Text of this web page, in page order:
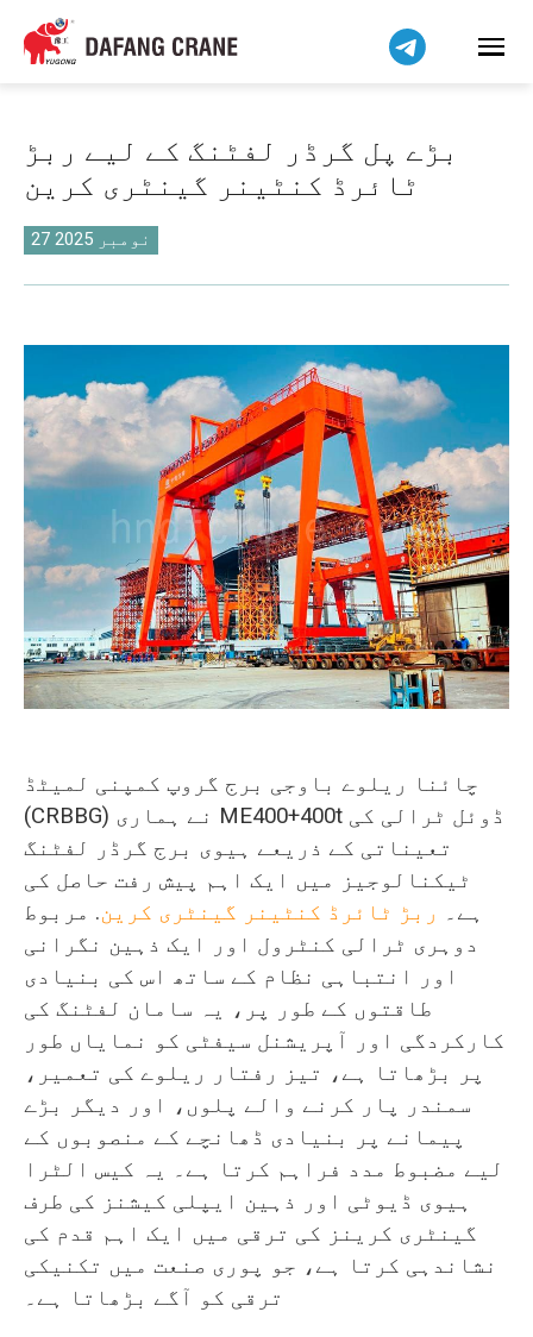
بڑے پل گرڈر لفٹنگ کے لیے ربڑ
ٹائرڈ کنٹینر گینٹری کرین
27 نومبر 2025
چائنا ریلوے باوجی برج گروپ کمپنی لمیٹڈ
(CRBBG) نے ہماری ME400+400t ڈوئل ٹرالی کی
تعیناتی کے ذریعے ہیوی برج گرڈر لفٹنگ
ٹیکنالوجیز میں ایک اہم پیش رفت حاصل کی
ہے۔ ربڑ ٹائرڈ کنٹینر گینٹری کرین. مربوط
دوہری ٹرالی کنٹرول اور ایک ذہین نگرانی
اور انتباہی نظام کے ساتھ اس کی بنیادی
طاقتوں کے طور پر، یہ سامان لفٹنگ کی
کارکردگی اور آپریشنل سیفٹی کو نمایاں طور
پر بڑھاتا ہے، تیز رفتار ریلوے کی تعمیر،
سمندر پار کرنے والے پلوں، اور دیگر بڑے
پیمانے پر بنیادی ڈھانچے کے منصوبوں کے
لیے مضبوط مدد فراہم کرتا ہے۔ یہ کیس الٹرا
ہیوی ڈیوٹی اور ذہین ایپلی کیشنز کی طرف
گینٹری کرینز کی ترقی میں ایک اہم قدم کی
نشاندہی کرتا ہے، جو پوری صنعت میں تکنیکی
ترقی کو آگے بڑھاتا ہے۔
हिन्दी
Bahasa Indonesia
简体中文
বাংলা
فارسی
Pilipino
Čeština
Беларуская мова
Kiswahili
Dansk
Norsk
O‘zbekcha